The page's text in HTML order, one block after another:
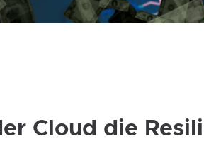
Cloud die